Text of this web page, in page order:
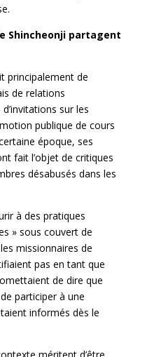
Shincheonji partagent
principalement de
de relations
sur les
publique de cours
époque, ses
fait l’objet de critiques
désabusés dans les
à des pratiques
» sous couvert de
missionnaires de
pas en tant que
de dire que
participer à une
informés dès le